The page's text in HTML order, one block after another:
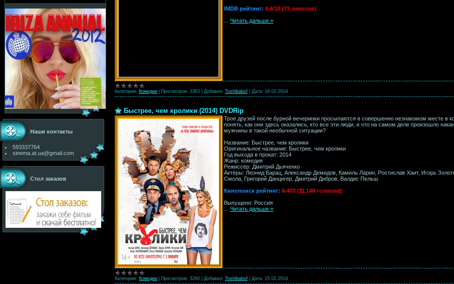
Наши контакты
593337764
sinema.at.ua@gmail.com
Стол заказов
IMDB рейтинг: 6.6/10 (73 голосов)
Читать дальше »
Категория: Комедии Просмотров: 3363 Добавил: Toshibabsf Дата: 16.02.2014
Быстрее, чем кролики (2014) DVDRip
Трое друзей после бурной вечеринки просыпаются в совершенно незнакомом месте в
понять, как они здесь оказались, кто все эти люди, и что на самом деле произошло
мужчины в такой необычной ситуации?
Название: Быстрее, чем кролики
Оригинальное название: Быстрее, чем кролики
Год выхода в прокат: 2014
Жанр: комедия
Режиссёр: Дмитрий Дьяченко
Актёры: Леонид Барац, Александр Демидов, Камиль Ларин, Ростислав Хаит, Игорь
Смола, Григорий Данцигер, Дмитрий Дибров, Валдис Пельш
Кинопоиск рейтинг: 6.470 (11,148 голосов)
Выпущено: Россия
Читать дальше »
Категория: Комедии Просмотров: 3260 Добавил: Toshibabsf Дата: 15.02.2014